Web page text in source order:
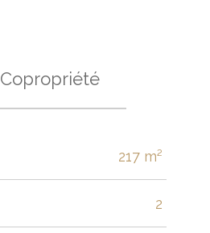
Copropriété
217 m²
2